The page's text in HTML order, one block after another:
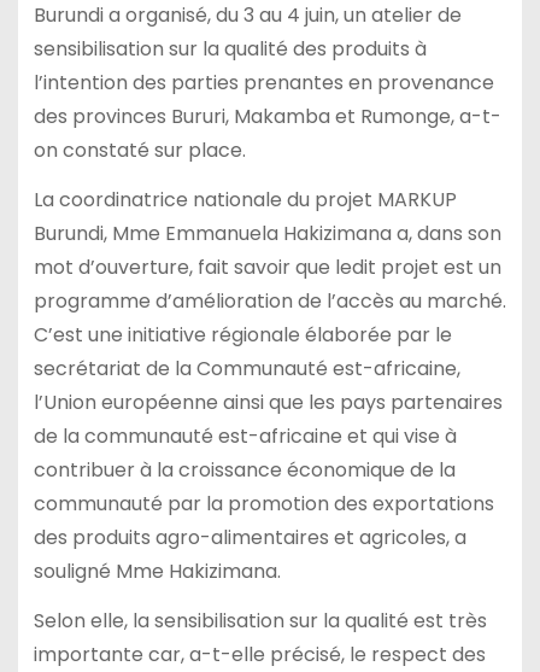
Burundi a organisé, du 3 au 4 juin, un atelier de
sensibilisation sur la qualité des produits à
l’intention des parties prenantes en provenance
des provinces Bururi, Makamba et Rumonge, a-t-
on constaté sur place.
La coordinatrice nationale du projet MARKUP
Burundi, Mme Emmanuela Hakizimana a, dans son
mot d’ouverture, fait savoir que ledit projet est un
programme d’amélioration de l’accès au marché.
C’est une initiative régionale élaborée par le
secrétariat de la Communauté est-africaine,
l’Union européenne ainsi que les pays partenaires
de la communauté est-africaine et qui vise à
contribuer à la croissance économique de la
communauté par la promotion des exportations
des produits agro-alimentaires et agricoles, a
souligné Mme Hakizimana.
Selon elle, la sensibilisation sur la qualité est très
importante car, a-t-elle précisé, le respect des